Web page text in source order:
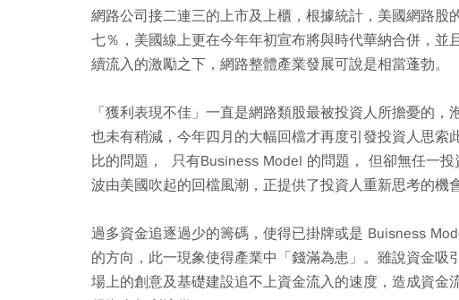
網路公司接二連三的上市及上櫃，根據統計，美國網路股
七％，美國線上更在今年年初宣布將與時代華納合併，
續流入的激勵之下，網路整體產業發展可說是相當蓬勃。
「獲利表現不佳」一直是網路類股最被投資人所擔憂的
也未有稍減，今年四月的大幅回檔才再度引發投資人思
比的問題， 只有Business Model 的問題， 但卻無任一
波由美國吹起的回檔風潮，正提供了投資人重新思考的機會
過多資金追逐過少的籌碼，使得已掛牌或是 Buisness
的方向，此一現象使得產業中「錢滿為患」。雖說資金
場上的創意及基礎建設追不上資金流入的速度，造成資